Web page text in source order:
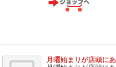
月曜始まりが店頭に